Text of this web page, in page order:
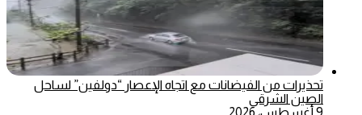
تحذيرات من الفيضانات مع اتجاه الإعصار “دولفين” لساحل
الصين الشرقي